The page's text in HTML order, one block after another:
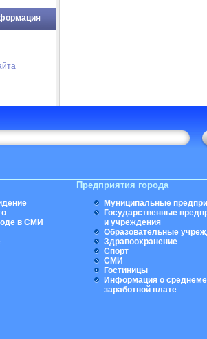
в СМИ
Предприятия города
Муниципальные
Государственные
и учреждения
Образовательные
Здравоохранение
Спорт
СМИ
Гостиницы
Информация о
заработной плате